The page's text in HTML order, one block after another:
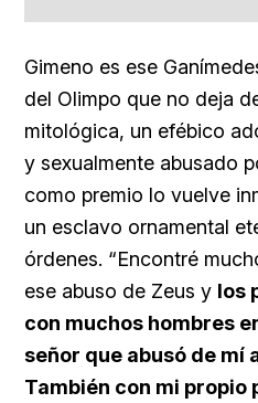
Gimeno es ese
del Olimpo que no deja
mitológica, un efébico
y sexualmente abusado
como premio lo vuelve
un esclavo ornamental
órdenes. “Encontré
ese abuso de Zeus y los
con muchos hombres
señor que abusó de mí
También con mi propio